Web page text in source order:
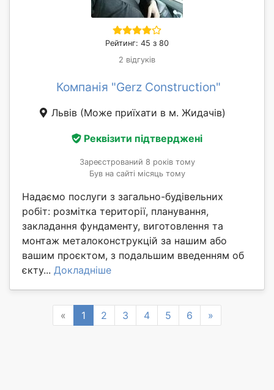
Рейтинг: 45 з 80
2 відгуків
Компанія "Gerz Construction"
Львів (Може приїхати в м. Жидачів)
Реквізити підтверджені
Зареєстрований 8 років тому
Був на сайті місяць тому
Надаємо послуги з загально-будівельних
робіт: розмітка території, планування,
закладання фундаменту, виготовлення та
монтаж металоконструкцій за нашим або
вашим проєктом, з подальшим введенням об
єкту... Докладніше
« Previous
1 2 3 4 5 6 »